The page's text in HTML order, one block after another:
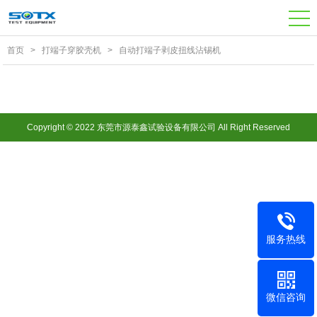
服务热线
微信咨询
首页 > 打端子穿胶壳机 > 自动打端子剥皮扭线沾锡机
Copyright © 2022 东莞市源泰鑫试验设备有限公司 All Right Reserved